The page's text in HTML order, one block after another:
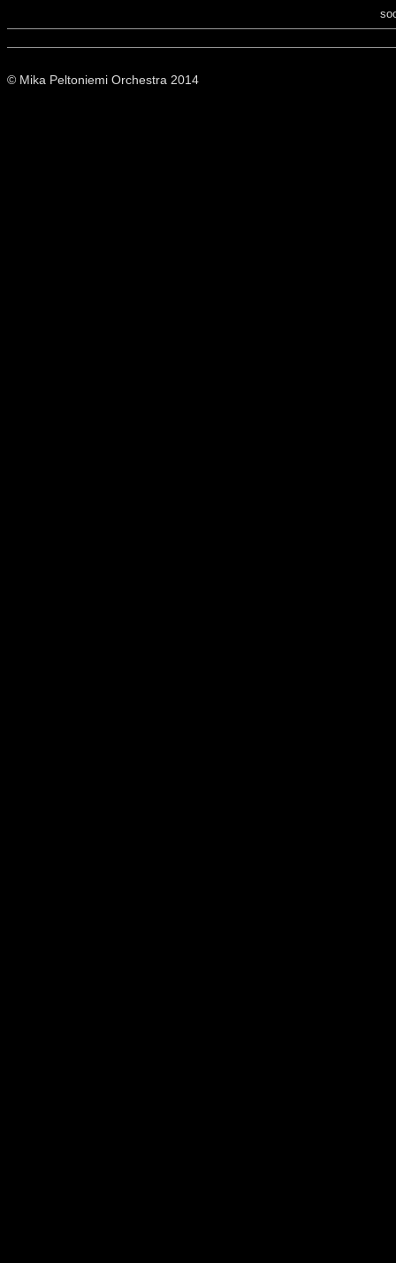
© Mika Peltoniemi Orchestra 2014